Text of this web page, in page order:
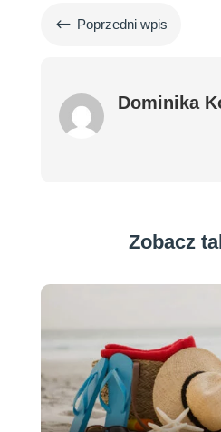
# Poprzedni wpis
Dominika
Zobacz